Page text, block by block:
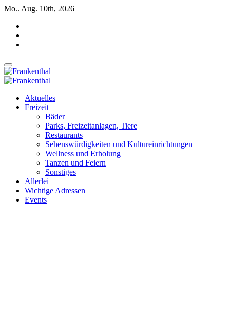
Zum
springen
Mo.. Aug. 10th, 2026
INSIDE FRANKENTHAL
INSIDE FRANKENTHAL
Aktuelles
Freizeit
Bäder
Parks, Freizeitanlagen, Tiere
Restaurants
Sehenswürdigkeiten und Kultureinrichtungen
Wellness und Erholung
Tanzen und Feiern
Sonstiges
Allerlei
Wichtige Adressen
Events